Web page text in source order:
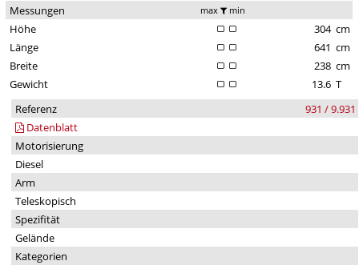
Messungen
max min
Höhe 304 cm
Länge
641 cm
Breite
238 cm
Gewicht
13.6 T
Referenz
931 / 9.931
Datenblatt
Motorisierung
Diesel
Arm
Teleskopisch
Spezifität
Gelände
Kategorien